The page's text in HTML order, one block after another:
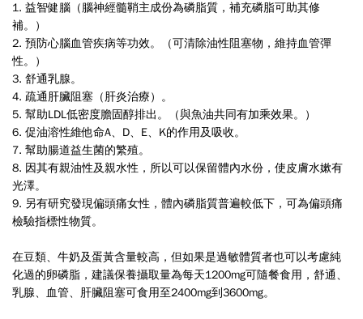
1. 益智健腦（腦神經髓鞘主成份為磷脂質，補充磷脂可助其修
補。）
2. 預防心腦血管疾病等功效。（可清除油性阻塞物，維持血管彈
性。）
3. 舒通乳腺。
4. 疏通肝臟阻塞（肝炎治療）。
5. 幫助LDL低密度膽固醇排出。（與魚油共同有加乘效果。）
6. 促油溶性維他命A、D、E、K的作用及吸收。
7. 幫助腸道益生菌的繁殖。
8. 因其有親油性及親水性，所以可以保留體內水份，使皮膚水嫰有
光澤。
9. 另有研究發現偏頭痛女性，體內磷脂質普遍較低下，可為偏頭痛
檢驗指標性物質。
在豆類、牛奶及蛋黃含量較高，但如果是過敏體質者也可以考慮純
化過的卵磷脂，建議保養攝取量為每天1200mg可隨餐食用，舒通、
乳腺、血管、肝臟阻塞可食用至2400mg到3600mg。